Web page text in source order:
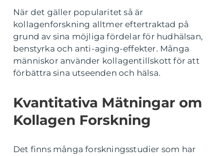
När det gäller popularitet så är
kollagenforskning alltmer eftertraktad på
grund av sina möjliga fördelar för hudhälsan,
benstyrka och anti-aging-effekter. Många
människor använder kollagentillskott för att
förbättra sina utseenden och hälsa.
Kvantitativa Mätningar om
Kollagen Forskning
Det finns många forskningsstudier som har